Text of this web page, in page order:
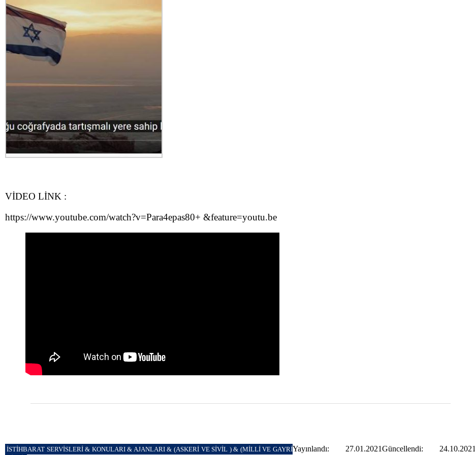
VİDEO LİNK :
https://www.youtube.com/watch?v=Para4epas80+ &feature=youtu.be
İSTİHBARAT SERVİSLERİ & KONULARI & AJANLARI & (ASKERİ VE SİVİL ) & (MİLLİ VE GAYRİYayınlandı: 27.01.2021Güncellendi: 24.10.2021